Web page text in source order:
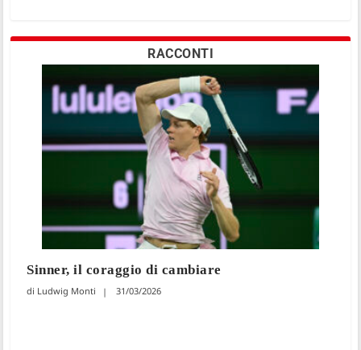
RACCONTI
Sinner, il coraggio di cambiare
Ludwig Monti 31/03/2026